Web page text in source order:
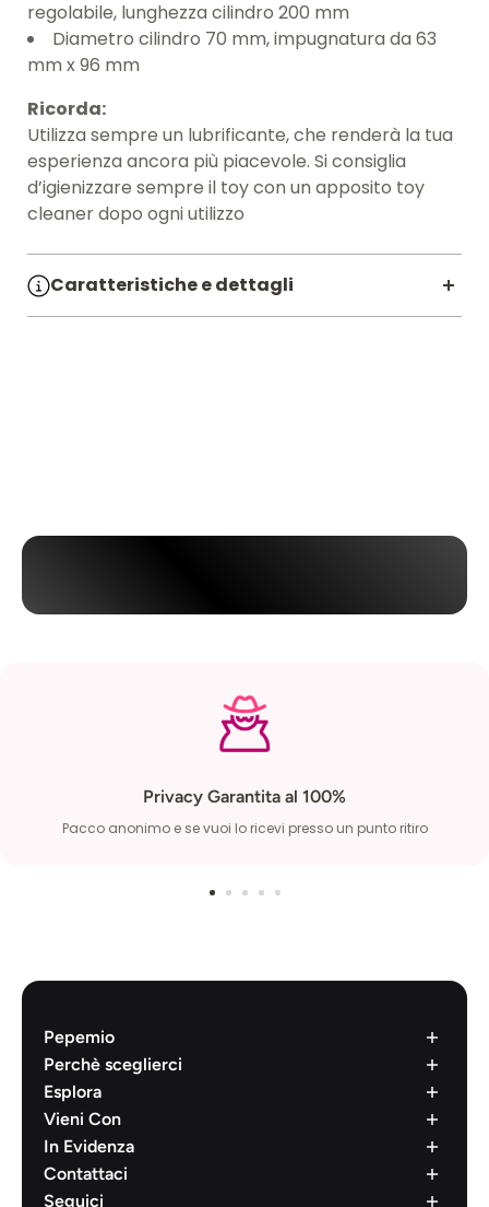
regolabile, lunghezza cilindro 200 mm
Diametro cilindro 70 mm, impugnatura da 63
mm x 96 mm
Ricorda:
Utilizza sempre un lubrificante, che renderà la tua
esperienza ancora più piacevole. Si consiglia
d’igienizzare sempre il toy con un apposito toy
cleaner dopo ogni utilizzo
Caratteristiche e dettagli
Privacy Garantita al 100%
Pacco anonimo e se vuoi lo ricevi presso un punto ritiro
Pepemio
Chi siamo
Lavora con noi
Condizione di vendita
Diritto di recesso
Privacy Policy
Cookie Policy
Perchè sceglierci
Cosa dicono di Noi
Prodotti di Qualità
Pacco 100% Anonimo
Spedizione in 24 Ore
Pagamenti Sicuri
Esplora
Brands
Il mio account
La mia lista desideri
Resi e cancellazioni
Vieni Con
Succhia Clitoride
Vibratori Rabbit
Dildo Realistico
In Evidenza
Lubrificanti
Preservativi
Contattaci
Scrivici
Seguici